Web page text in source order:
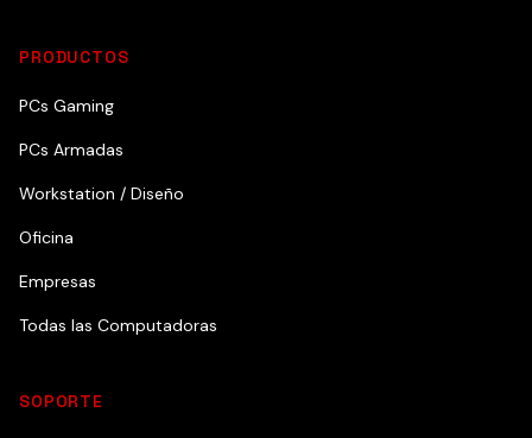
PRODUCTOS
PCs Gaming
PCs Armadas
Workstation / Diseño
Oficina
Empresas
Todas las Computadoras
SOPORTE